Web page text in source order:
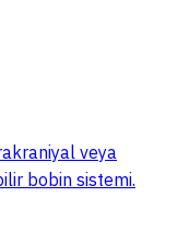
veya
bobin sistemi.